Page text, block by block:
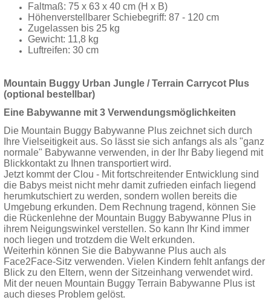
Faltmaß: 75 x 63 x 40 cm (H x B)
Höhenverstellbarer Schiebegriff: 87 - 120 cm
Zugelassen bis 25 kg
Gewicht: 11,8 kg
Luftreifen: 30 cm
Mountain Buggy Urban Jungle / Terrain Carrycot Plus
(optional bestellbar)
Eine Babywanne mit 3 Verwendungsmöglichkeiten
Die Mountain Buggy Babywanne Plus zeichnet sich durch
Ihre Vielseitigkeit aus. So lässt sie sich anfangs als als "ganz
normale" Babywanne verwenden, in der Ihr Baby liegend mit
Blickkontakt zu Ihnen transportiert wird.
Jetzt kommt der Clou - Mit fortschreitender Entwicklung sind
die Babys meist nicht mehr damit zufrieden einfach liegend
herumkutschiert zu werden, sondern wollen bereits die
Umgebung erkunden. Dem Rechnung tragend, können Sie
die Rückenlehne der Mountain Buggy Babywanne Plus in
ihrem Neigungswinkel verstellen. So kann Ihr Kind immer
noch liegen und trotzdem die Welt erkunden.
Weiterhin können Sie die Babywanne Plus auch als
Face2Face-Sitz verwenden. Vielen Kindern fehlt anfangs der
Blick zu den Eltern, wenn der Sitzeinhang verwendet wird.
Mit der neuen Mountain Buggy Terrain Babywanne Plus ist
auch dieses Problem gelöst.